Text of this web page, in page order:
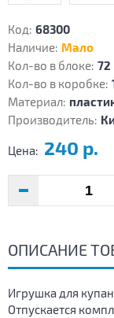
Код: 68300
Наличие: Мало
Кол-во в блоке: 72
Кол-во в коробке:
Материал:
Производитель:
Цена: 240 р.
ОПИСАНИЕ
Игрушка для
Отпускается